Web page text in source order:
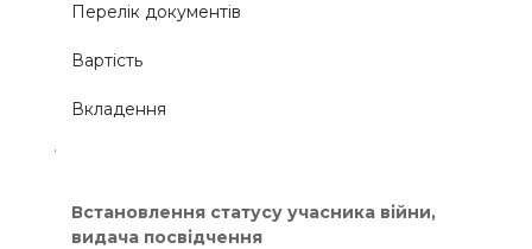
Перелік документів
Вартість
Вкладення
.
Встановлення статусу учасника війни,
видача посвідчення